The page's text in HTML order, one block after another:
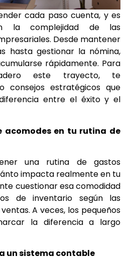
cada paso cuenta, y es
la complejidad de las
Desde mantener
hasta gestionar la nómina,
rápidamente. Para
este trayecto, te
consejos estratégicos que
entre el éxito y el
acomodes en tu rutina de
una rutina de gastos
impacta realmente en tu
cuestionar esa comodidad
de inventario según las
A veces, los pequeños
la diferencia a largo
un sistema contable